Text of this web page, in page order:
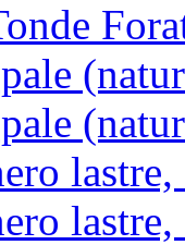
lastre,
lastre,